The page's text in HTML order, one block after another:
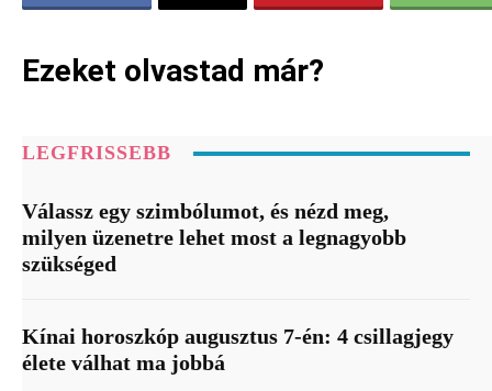
Ezeket olvastad már?
LEGFRISSEBB
Válassz egy szimbólumot, és nézd meg,
milyen üzenetre lehet most a legnagyobb
szükséged
Kínai horoszkóp augusztus 7-én: 4 csillagjegy
élete válhat ma jobbá